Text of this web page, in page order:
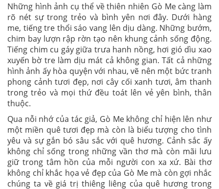
Những hình ảnh cụ thể về thiên nhiên Gò Me càng làm
rõ nét sự trong trẻo và bình yên nơi đây. Dưới hàng
me, tiếng tre thổi sáo vang lên dịu dàng. Những bướm,
chim bay lượn rập rờn tạo nên khung cảnh sống động.
Tiếng chim cu gáy giữa trưa hanh nồng, hơi gió dìu xao
xuyến bờ tre làm dịu mát cả không gian. Tất cả những
hình ảnh ấy hòa quyện với nhau, vẽ nên một bức tranh
phong cảnh tươi đẹp, nơi cây cối xanh tươi, âm thanh
trong trẻo và mọi thứ đều toát lên vẻ yên bình, thân
thuộc.
Qua nỗi nhớ của tác giả, Gò Me không chỉ hiện lên như
một miền quê tươi đẹp mà còn là biểu tượng cho tình
yêu và sự gắn bó sâu sắc với quê hương. Cảnh sắc ấy
không chỉ sống trong những vần thơ mà còn mãi lưu
giữ trong tâm hồn của mỗi người con xa xứ. Bài thơ
không chỉ khắc họa vẻ đẹp của Gò Me mà còn gợi nhắc
chúng ta về giá trị thiêng liêng của quê hương trong